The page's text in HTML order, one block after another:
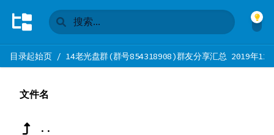
目录起始页/ 14老光盘群(群号854318908)群友分享汇总 2019年12
文件名
..